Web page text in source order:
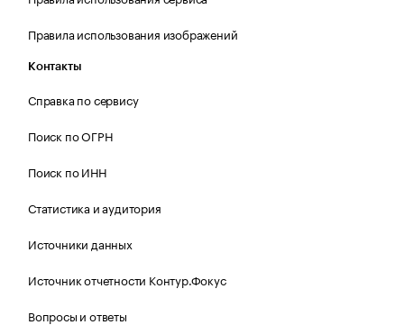
Правила использования изображений
Контакты
Справка по сервису
Поиск по ОГРН
Поиск по ИНН
Статистика и аудитория
Источники данных
Источник отчетности Контур.Фокус
Вопросы и ответы